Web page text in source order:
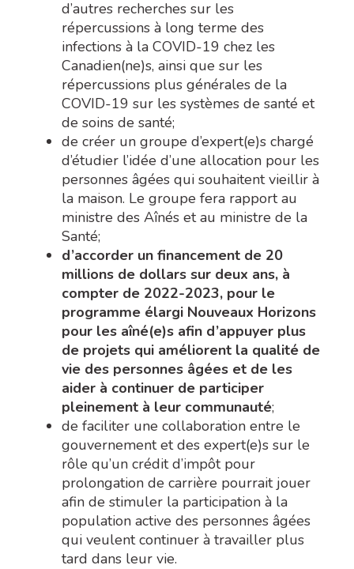
d’autres recherches sur les
répercussions à long terme des
infections à la COVID-19 chez les
Canadien(ne)s, ainsi que sur les
répercussions plus générales de la
COVID-19 sur les systèmes de santé et
de soins de santé;
de créer un groupe d’expert(e)s chargé
d’étudier l’idée d’une allocation pour les
personnes âgées qui souhaitent vieillir à
la maison. Le groupe fera rapport au
ministre des Aînés et au ministre de la
Santé;
d’accorder un financement de 20
millions de dollars sur deux ans, à
compter de 2022-2023, pour le
programme élargi Nouveaux Horizons
pour les aîné(e)s afin d’appuyer plus
de projets qui améliorent la qualité de
vie des personnes âgées et de les
aider à continuer de participer
pleinement à leur communauté;
de faciliter une collaboration entre le
gouvernement etdes expert(e)s sur le
rôle qu’un crédit d’impôt pour
prolongation de carrière pourrait jouer
afin de stimuler la participation à la
population active des personnes âgées
qui veulent continuer à travailler plus
tard dans leur vie.